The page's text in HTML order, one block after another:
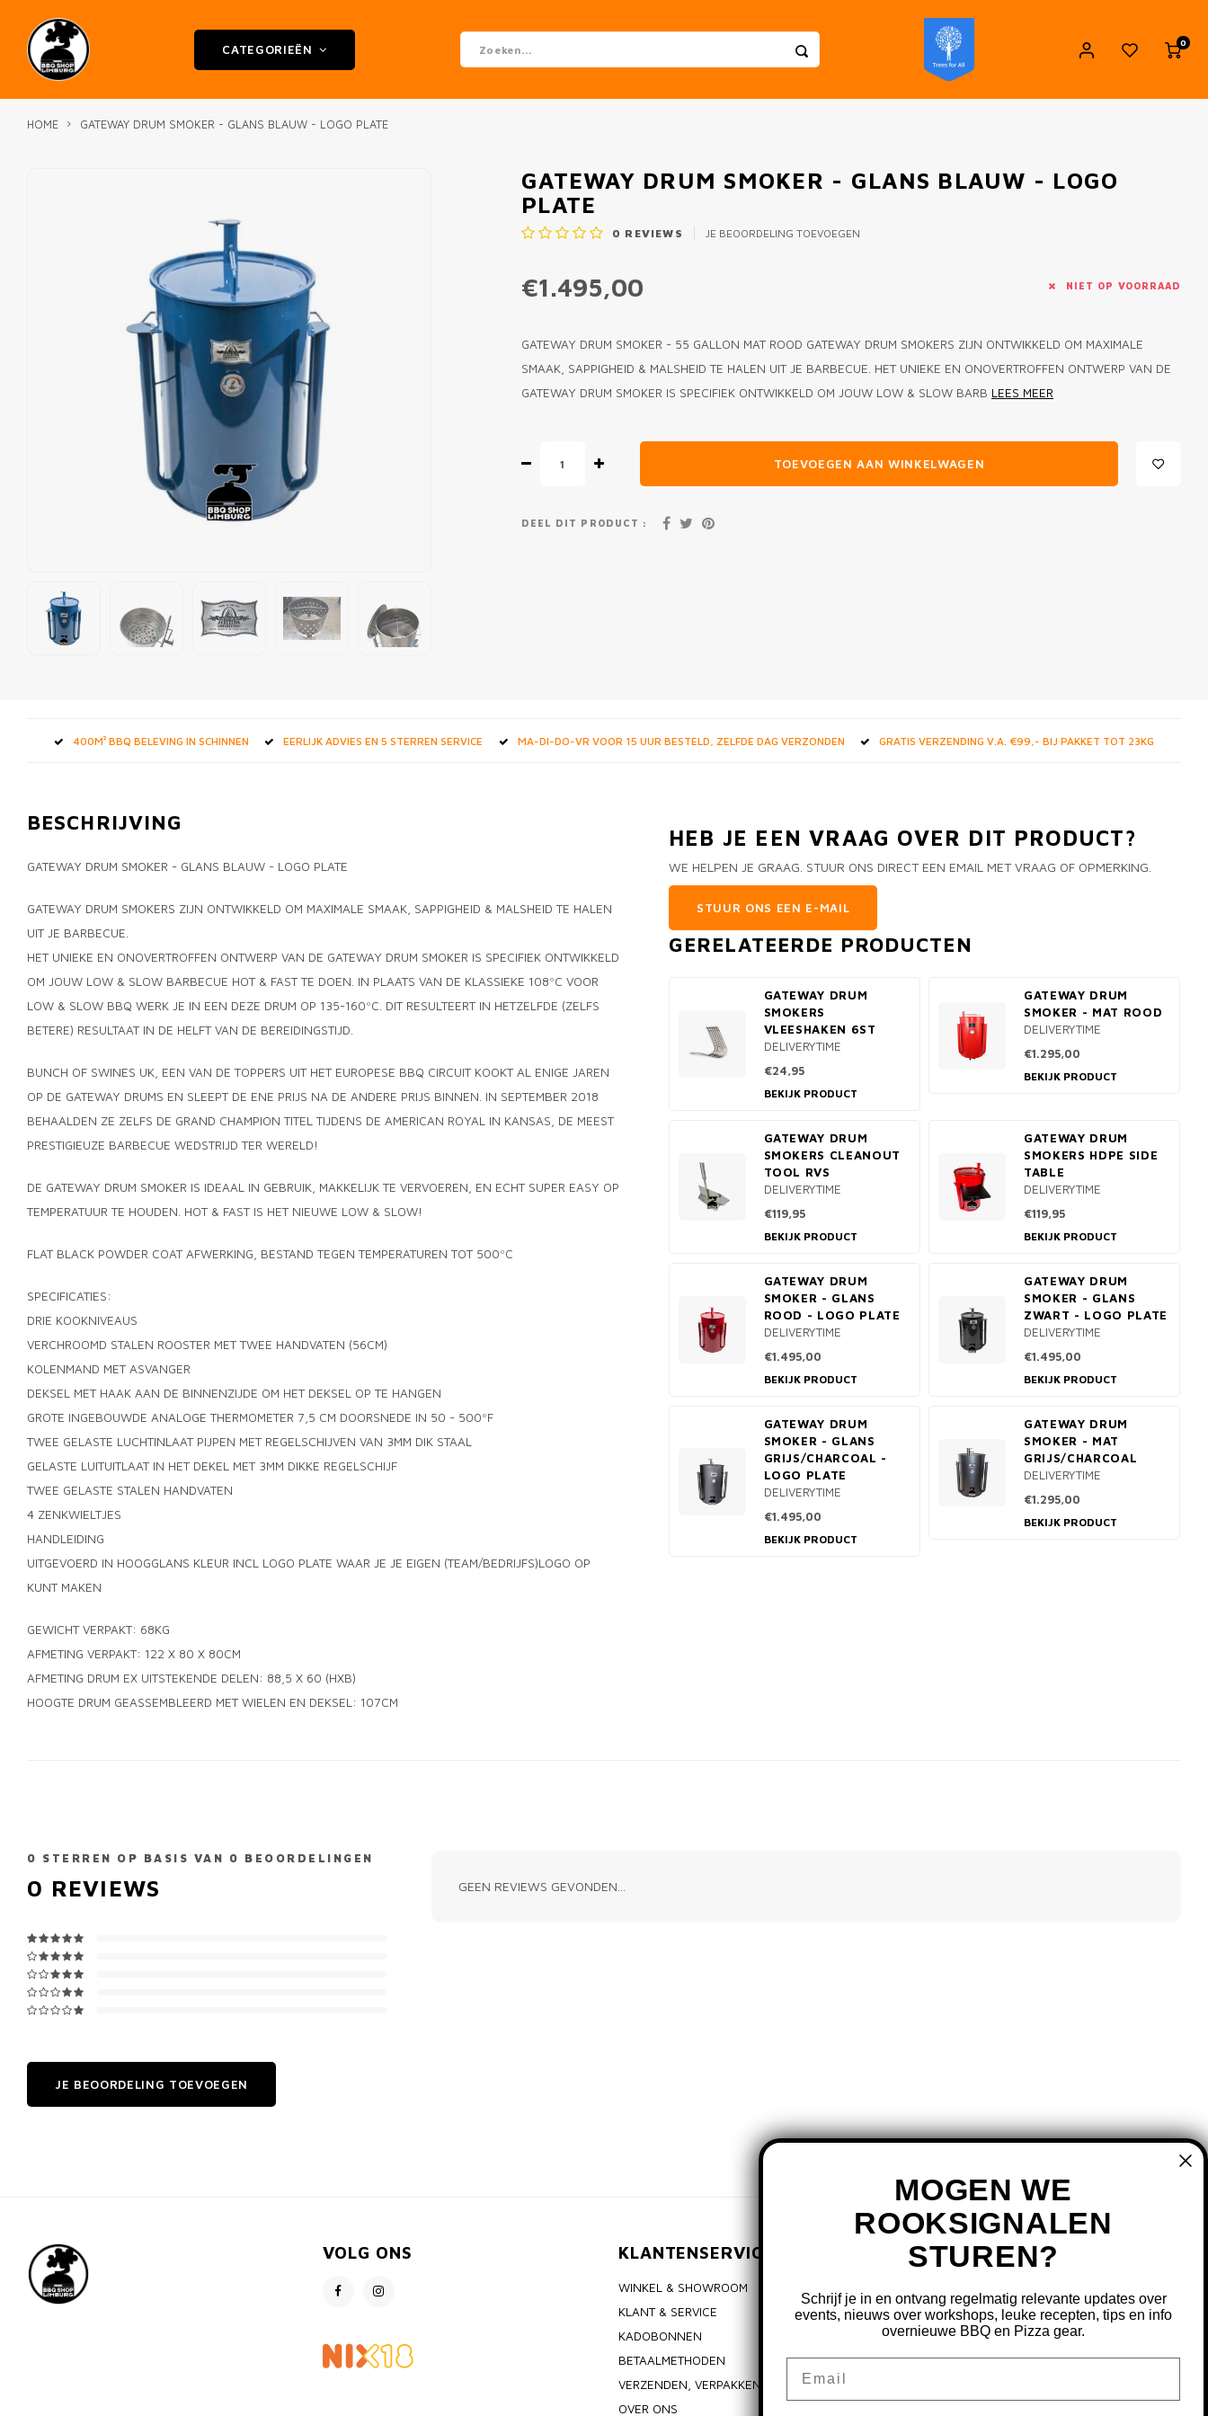
CATEGORIEËN
0
HOME GATEWAY DRUM SMOKER - GLANS BLAUW - LOGO PLATE
GATEWAY DRUM SMOKER - GLANS BLAUW - LOGO
PLATE
0 REVIEWS JE BEOORDELING TOEVOEGEN
€1.495,00 NIET OP VOORRAAD
GATEWAY DRUM SMOKER - 55 GALLON MAT ROOD GATEWAY DRUM SMOKERS ZIJN ONTWIKKELD OM MAXIMALE
SMAAK, SAPPIGHEID & MALSHEID TE HALEN UIT JE BARBECUE. HET UNIEKE EN ONOVERTROFFEN ONTWERP VAN DE
GATEWAY DRUM SMOKER IS SPECIFIEK ONTWIKKELD OM JOUW LOW & SLOW BARB LEES MEER
TOEVOEGEN AAN WINKELWAGEN
DEEL DIT PRODUCT :
400M² BBQ BELEVING IN SCHINNEN EERLIJK ADVIES EN 5 STERREN SERVICE MA-DI-DO-VR VOOR 15 UUR BESTELD, ZELFDE DAG VERZONDEN GRATIS VERZENDING V.A. €99,- BIJ PAKKET TOT 23KG
BESCHRIJVING
GATEWAY DRUM SMOKER - GLANS BLAUW - LOGO PLATE
GATEWAY DRUM SMOKERS ZIJN ONTWIKKELD OM MAXIMALE SMAAK, SAPPIGHEID & MALSHEID TE HALEN
UIT JE BARBECUE.
HET UNIEKE EN ONOVERTROFFEN ONTWERP VAN DE GATEWAY DRUM SMOKER IS SPECIFIEK ONTWIKKELD
OM JOUW LOW & SLOW BARBECUE HOT & FAST TE DOEN. IN PLAATS VAN DE KLASSIEKE 108ºC VOOR
LOW & SLOW BBQ WERK JE IN EEN DEZE DRUM OP 135-160ºC. DIT RESULTEERT IN HETZELFDE (ZELFS
BETERE) RESULTAAT IN DE HELFT VAN DE BEREIDINGSTIJD.
BUNCH OF SWINES UK, EEN VAN DE TOPPERS UIT HET EUROPESE BBQ CIRCUIT KOOKT AL ENIGE JAREN
OP DE GATEWAY DRUMS EN SLEEPT DE ENE PRIJS NA DE ANDERE PRIJS BINNEN. IN SEPTEMBER 2018
BEHAALDEN ZE ZELFS DE GRAND CHAMPION TITEL TIJDENS DE AMERICAN ROYAL IN KANSAS, DE MEEST
PRESTIGIEUZE BARBECUE WEDSTRIJD TER WERELD!
DE GATEWAY DRUM SMOKER IS IDEAAL IN GEBRUIK, MAKKELIJK TE VERVOEREN, EN ECHT SUPER EASY OP
TEMPERATUUR TE HOUDEN. HOT & FAST IS HET NIEUWE LOW & SLOW!
FLAT BLACK POWDER COAT AFWERKING, BESTAND TEGEN TEMPERATUREN TOT 500ºC
SPECIFICATIES:
DRIE KOOKNIVEAUS
VERCHROOMD STALEN ROOSTER MET TWEE HANDVATEN (56CM)
KOLENMAND MET ASVANGER
DEKSEL MET HAAK AAN DE BINNENZIJDE OM HET DEKSEL OP TE HANGEN
GROTE INGEBOUWDE ANALOGE THERMOMETER 7,5 CM DOORSNEDE IN 50 - 500ºF
TWEE GELASTE LUCHTINLAAT PIJPEN MET REGELSCHIJVEN VAN 3MM DIK STAAL
GELASTE LUITUITLAAT IN HET DEKEL MET 3MM DIKKE REGELSCHIJF
TWEE GELASTE STALEN HANDVATEN
4 ZENKWIELTJES
HANDLEIDING
UITGEVOERD IN HOOGGLANS KLEUR INCL LOGO PLATE WAAR JE JE EIGEN (TEAM/BEDRIJFS)LOGO OP
KUNT MAKEN
GEWICHT VERPAKT: 68KG
AFMETING VERPAKT: 122 X 80 X 80CM
AFMETING DRUM EX UITSTEKENDE DELEN: 88,5 X 60 (HXB)
HOOGTE DRUM GEASSEMBLEERD MET WIELEN EN DEKSEL: 107CM
HEB JE EEN VRAAG OVER DIT PRODUCT?
WE HELPEN JE GRAAG. STUUR ONS DIRECT EEN EMAIL MET VRAAG OF OPMERKING.
STUUR ONS EEN E-MAIL
GERELATEERDE PRODUCTEN
GATEWAY DRUM
SMOKERS
VLEESHAKEN 6ST
DELIVERYTIME
€24,95
BEKIJK PRODUCT
GATEWAY DRUM
SMOKER - MAT ROOD
DELIVERYTIME
€1.295,00
BEKIJK PRODUCT
GATEWAY DRUM
SMOKERS CLEANOUT
TOOL RVS
DELIVERYTIME
€119,95
BEKIJK PRODUCT
GATEWAY DRUM
SMOKERS HDPE SIDE
TABLE
DELIVERYTIME
€119,95
BEKIJK PRODUCT
GATEWAY DRUM
SMOKER - GLANS
ROOD - LOGO PLATE
DELIVERYTIME
€1.495,00
BEKIJK PRODUCT
GATEWAY DRUM
SMOKER - GLANS
ZWART - LOGO PLATE
DELIVERYTIME
€1.495,00
BEKIJK PRODUCT
GATEWAY DRUM
SMOKER - GLANS
GRIJS/CHARCOAL -
LOGO PLATE
DELIVERYTIME
€1.495,00
BEKIJK PRODUCT
GATEWAY DRUM
SMOKER - MAT
GRIJS/CHARCOAL
DELIVERYTIME
€1.295,00
BEKIJK PRODUCT
0 STERREN OP BASIS VAN 0 BEOORDELINGEN
0 REVIEWS
JE BEOORDELING TOEVOEGEN
GEEN REVIEWS GEVONDEN...
VOLG ONS KLANTENSERVICE
WINKEL & SHOWROOM
KLANT & SERVICE
KADOBONNEN
BETAALMETHODEN
VERZENDEN, VERPAKKEN & RETOURNEREN
OVER ONS
MIJN ACCOUNT
MIJN BESTELLINGEN
MIJN TICKETS
MIJN VERLANGLIJST
MOGEN WE
ROOKSIGNALEN
STUREN?
Schrijf je in en ontvang regelmatig relevante updates over
events, nieuws over workshops, leuke recepten, tips en info
overnieuwe BBQ en Pizza gear.